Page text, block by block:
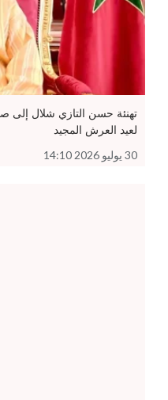
لعيد العرش المجيد
30 يوليو 2026 14:10